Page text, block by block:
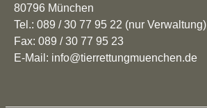
80796 München
Tel.: 089 / 30 77 95 22 (nur Verwaltung)
Fax: 089 / 30 77 95 23
E-Mail: info@tierrettungmuenchen.de